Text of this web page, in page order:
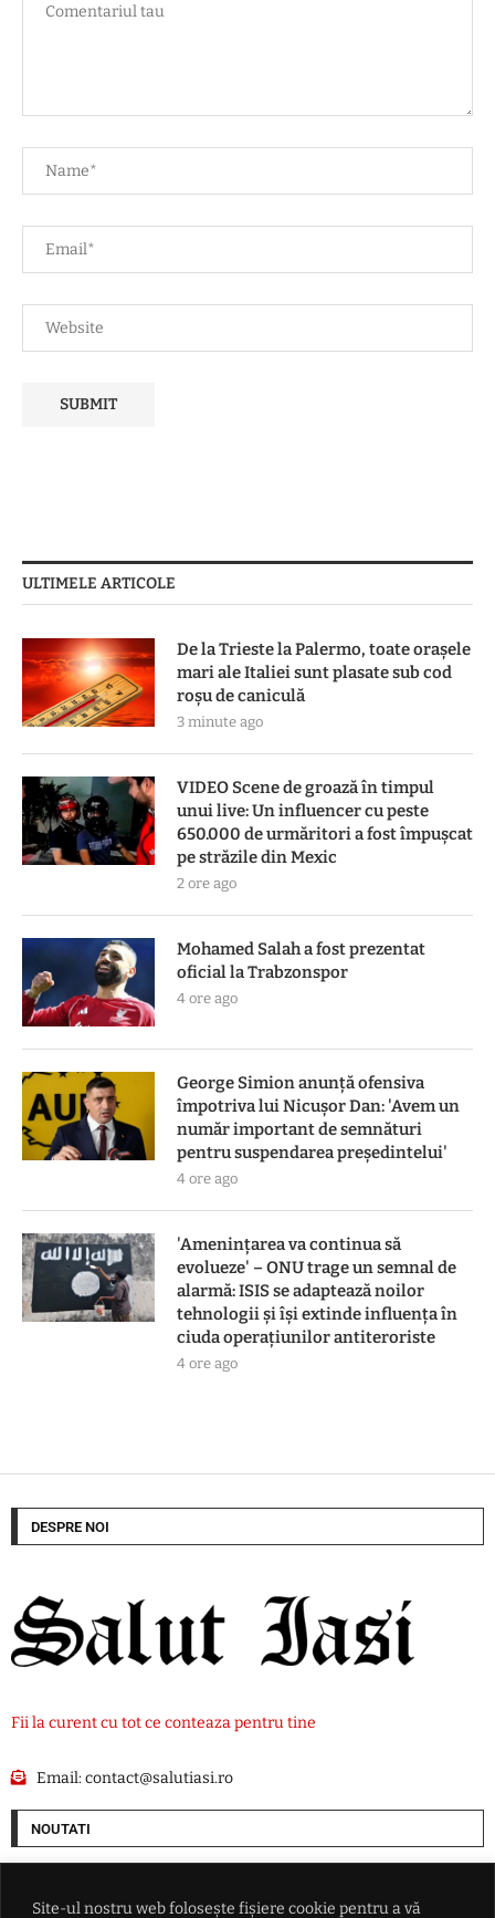
Site-ul nostru web folosește fișiere cookie pentru a vă
ULTIMELE ARTICOLE
De la Trieste la Palermo, toate oraşele
mari ale Italiei sunt plasate sub cod
roşu de caniculă
3 minute ago
VIDEO Scene de groază în timpul
unui live: Un influencer cu peste
650.000 de urmăritori a fost împușcat
pe străzile din Mexic
2 ore ago
Mohamed Salah a fost prezentat
oficial la Trabzonspor
4 ore ago
George Simion anunță ofensiva
împotriva lui Nicușor Dan: 'Avem un
număr important de semnături
pentru suspendarea președintelui'
4 ore ago
'Amenințarea va continua să
evolueze' – ONU trage un semnal de
alarmă: ISIS se adaptează noilor
tehnologii și își extinde influența în
ciuda operațiunilor antiteroriste
4 ore ago
DESPRE NOI
Fii la curent cu tot ce conteaza pentru tine
Email:contact@salutiasi.ro
NOUTATI
cod roşu de caniculă